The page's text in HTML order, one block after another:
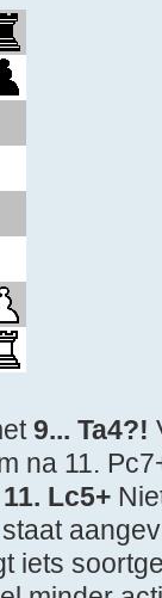
9... Ta4?!
na 11.
Lc5+
iets